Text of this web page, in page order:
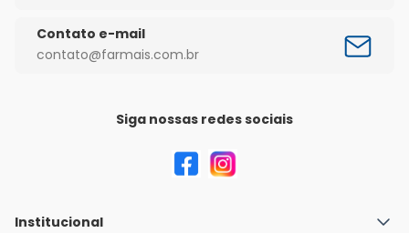
Contato e-mail
contato@farmais.com.br
Siga nossas redes sociais
Institucional